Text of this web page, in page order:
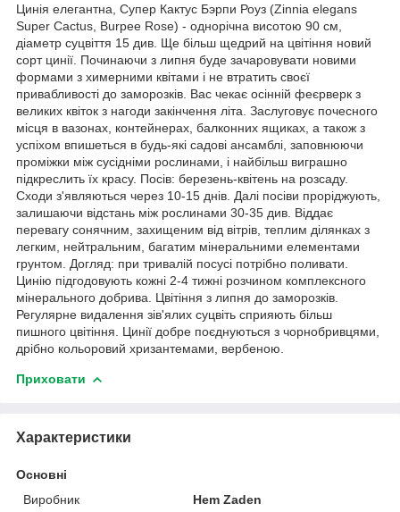
Цинія елегантна, Супер Кактус Бэрпи Роуз (Zinnia elegans
Super Cactus, Burpee Rose) - однорічна висотою 90 см,
діаметр суцвіття 15 див. Ще більш щедрий на цвітіння новий
сорт цинії. Починаючи з липня буде зачаровувати новими
формами з химерними квітами і не втратить своєї
привабливості до заморозків. Вас чекає осінній феєрверк з
великих квіток з нагоди закінчення літа. Заслуговує почесного
місця в вазонах, контейнерах, балконних ящиках, а також з
успіхом впишеться в будь-які садові ансамблі, заповнюючи
проміжки між сусідніми рослинами, і найбільш виграшно
підкреслить їх красу. Посів: березень-квітень на розсаду.
Сходи з'являються через 10-15 днів. Далі посіви проріджують,
залишаючи відстань між рослинами 30-35 див. Віддає
перевагу сонячним, захищеним від вітрів, теплим ділянках з
легким, нейтральним, багатим мінеральними елементами
грунтом. Догляд: при тривалій посусі потрібно поливати.
Цинію підгодовують кожні 2-4 тижні розчином комплексного
мінерального добрива. Цвітіння з липня до заморозків.
Регулярне видалення зів'ялих суцвіть сприяють більш
пишного цвітіння. Цинії добре поєднуються з чорнобривцями,
дрібно кольоровий хризантемами, вербеною.
Приховати
Характеристики
Основні
Виробник
Hem Zaden